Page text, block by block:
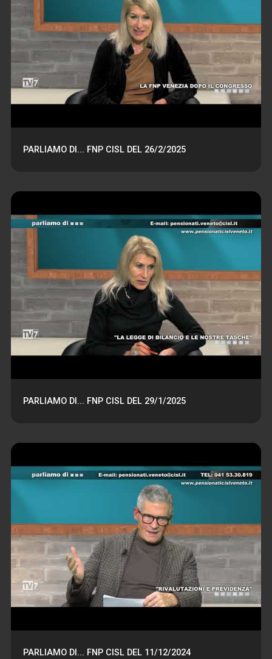
PARLIAMO DI... FNP CISL DEL 26/2/2025
PARLIAMO DI... FNP CISL DEL 29/1/2025
PARLIAMO DI... FNP CISL DEL 11/12/2024